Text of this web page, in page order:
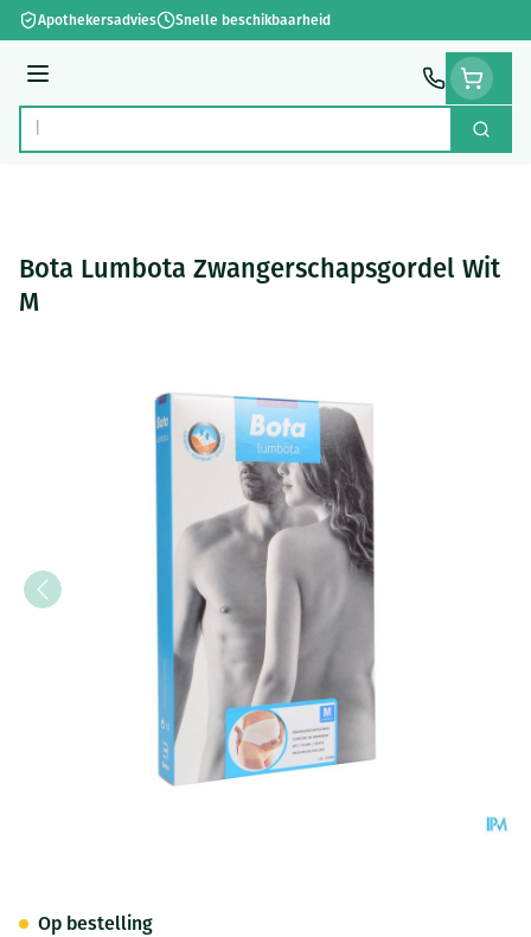
Ga naar de inhoud
Apothekersadvies Snelle beschikbaarheid
Menu
Product, merk, categorie... Zoek
Bota Lumbota Zwangerschapsgordel Wit
M
Op bestelling